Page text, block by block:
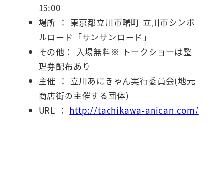
16:00
場所 ： 東京都立川市曙町 立川市シンボ
ルロード「サンサンロード」
その他： 入場無料※ トークショーは整
理券配布あり
主催 ： 立川あにきゃん実行委員会(地元
商店街の主催する団体)
URL ： http://tachikawa-anican.com/